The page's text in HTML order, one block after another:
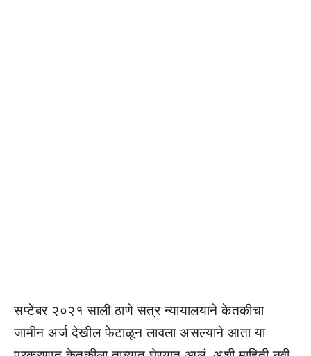
सप्टेंबर २०२१ साली ठाणे सत्र न्यायालयाने केतकीचा
जामीन अर्ज देखील फेटाळून लावला असल्याने आता या